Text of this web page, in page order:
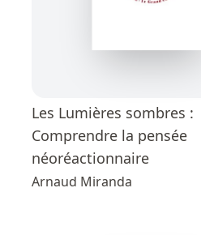
Les Lumières sombres :
Comprendre la pensée
néoréactionnaire
Arnaud Miranda